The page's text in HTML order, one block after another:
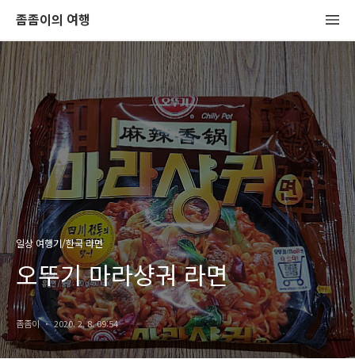
좀좀이의 여행
일상 여행기/한국 라면
오뚜기 마라샹궈 라면
좀좀이 2020. 2. 8. 09:54